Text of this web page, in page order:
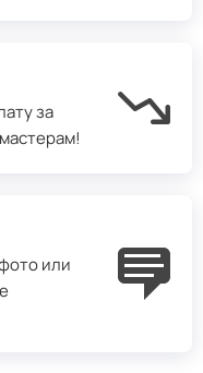
за
или